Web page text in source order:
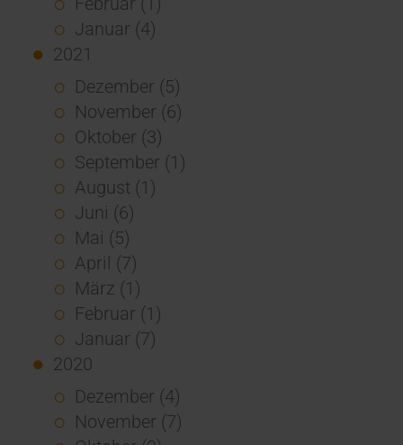
Januar (4)
2021
Dezember (5)
November (6)
Oktober (3)
September (1)
August (1)
Juni (6)
Mai (5)
April (7)
März (1)
Februar (1)
Januar (7)
2020
Dezember (4)
November (7)